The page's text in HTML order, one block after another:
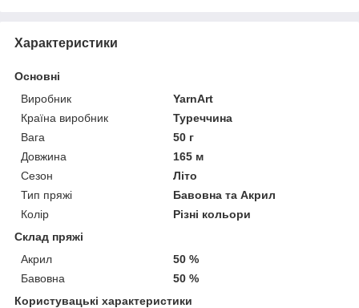
Характеристики
Основні
Виробник
YarnArt
Країна виробник
Туреччина
Вага
50 г
Довжина
165 м
Сезон
Літо
Тип пряжі
Бавовна та Акрил
Колір
Різні кольори
Склад пряжі
Акрил
50 %
Бавовна
50 %
Користувацькі характеристики